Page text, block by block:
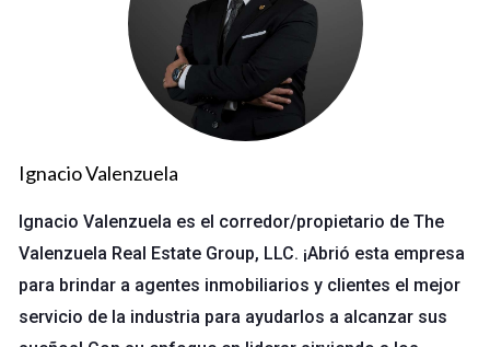
transformar el sector. Fundada con la misión de ofrecer un
servicio excepcional y una red de apoyo inigualable, la agencia
se ha destacado por su compromiso con el crecimiento
personal y profesional de sus agentes. Desde su fundación, ha
incorporado prácticas innovadoras y ha cultivado un ambiente
donde la colaboración y el aprendizaje son fundamentales.
expectativas, sino también contribuir al crecimiento colectivo
de la agencia.
Cultura y Valores de The Valenzuela
Group
Ignacio Valenzuela
Ignacio Valenzuela es el corredor/propietario de The
Valenzuela Real Estate Group, LLC. ¡Abrió esta empresa
para brindar a agentes inmobiliarios y clientes el mejor
servicio de la industria para ayudarlos a alcanzar sus